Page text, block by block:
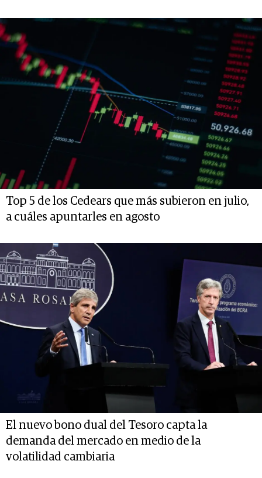
Top 5 de los Cedears que más subieron en julio,
a cuáles apuntarles en agosto
El nuevo bono dual del Tesoro capta la
demanda del mercado en medio de la
volatilidad cambiaria